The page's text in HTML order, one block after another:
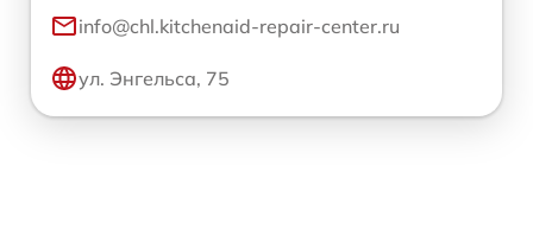
info@chl.kitchenaid-repair-center.ru
ул. Энгельса, 75